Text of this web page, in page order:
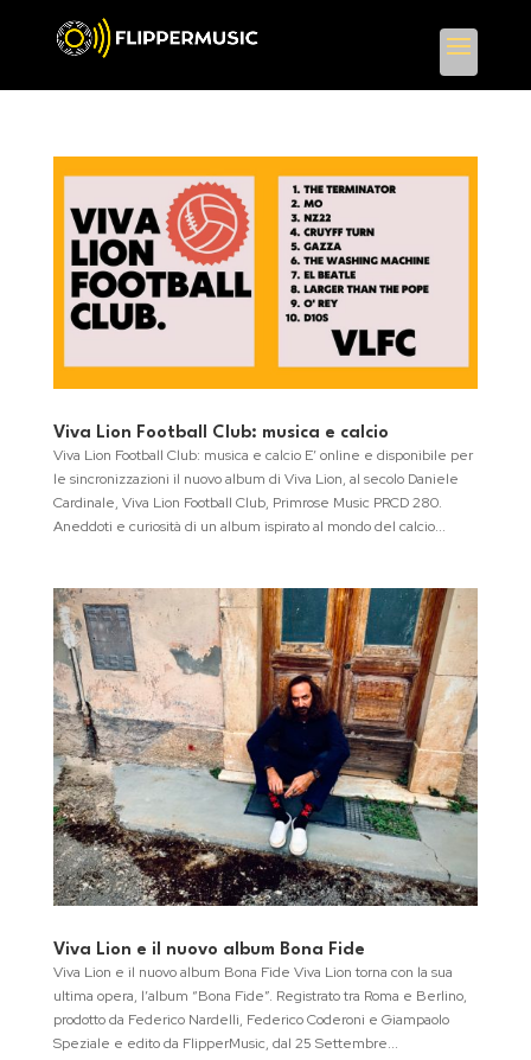
Viva Lion Football Club: musica e calcio
Viva Lion Football Club: musica e calcio E’ online e disponibile per
le sincronizzazioni il nuovo album di Viva Lion, al secolo Daniele
Cardinale, Viva Lion Football Club, Primrose Music PRCD 280.
Aneddoti e curiosità di un album ispirato al mondo del calcio...
Viva Lion e il nuovo album Bona Fide
Viva Lion e il nuovo album Bona Fide Viva Lion torna con la sua
ultima opera, l’album “Bona Fide”. Registrato tra Roma e Berlino,
prodotto da Federico Nardelli, Federico Coderoni e Giampaolo
Speziale e edito da FlipperMusic, dal 25 Settembre...